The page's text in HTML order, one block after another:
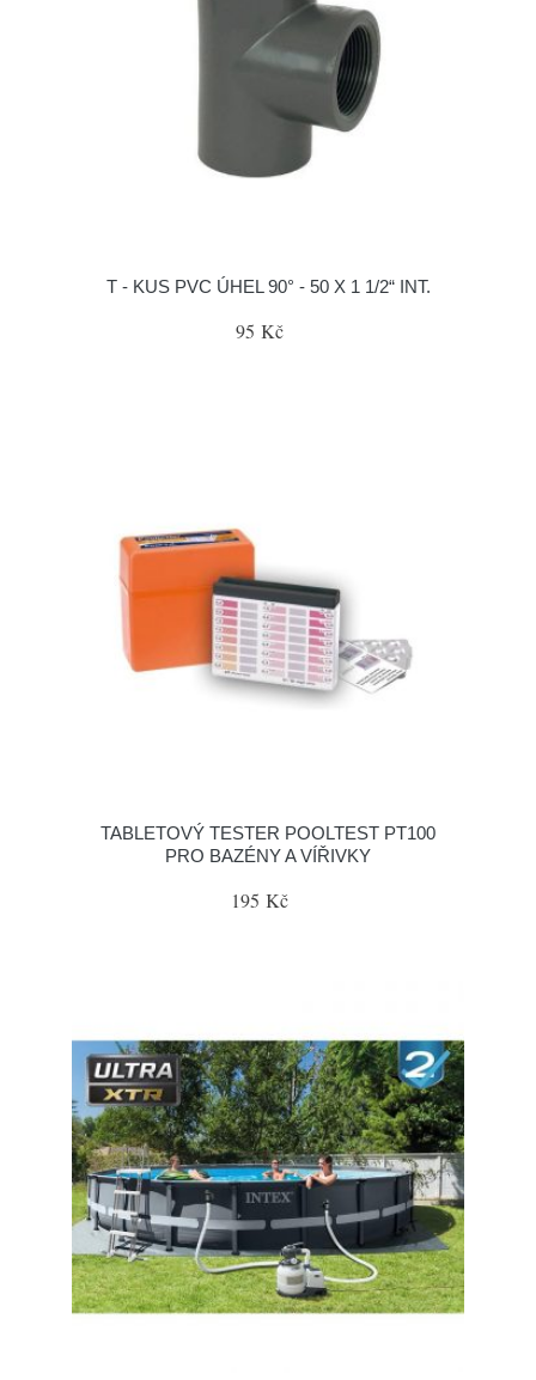
T - KUS PVC ÚHEL 90° - 50 X 1 1/2“ INT.
95 Kč
TABLETOVÝ TESTER POOLTEST PT100
PRO BAZÉNY A VÍŘIVKY
195 Kč